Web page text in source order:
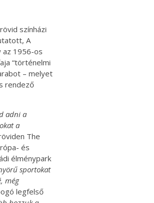
színházi
A
az 1956-os
“történelmi
– melyet
rendező
adni a
a
The
és
élménypark
sportokat
még
legfelső